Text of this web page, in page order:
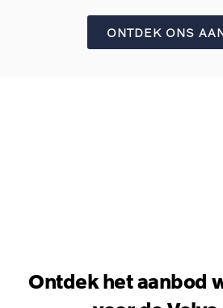
ONTDEK ONS
Ontdek het aanbod